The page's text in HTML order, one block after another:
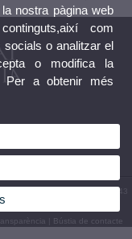
Espanya. Tel. (+34) 96 354 43
Bústia de contacte
nostra pàgina web
com
socials o analitzar el
o modifica la
Per a obtenir més